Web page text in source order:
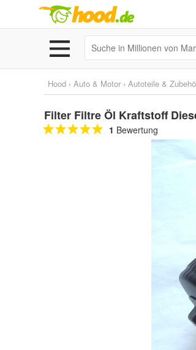
Hood › Auto & Motor › Autoteile &
Filter Filtre Öl Kraftstoff
1 Bewertung